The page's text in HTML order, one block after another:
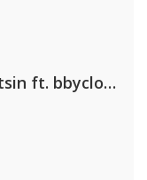
BL3SS x CamrinWatsin ft. bbyclose